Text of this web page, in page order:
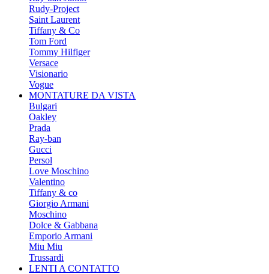
Rudy-Project
Saint Laurent
Tiffany & Co
Tom Ford
Tommy Hilfiger
Versace
Visionario
Vogue
MONTATURE DA VISTA
Bulgari
Oakley
Prada
Ray-ban
Gucci
Persol
Love Moschino
Valentino
Tiffany & co
Giorgio Armani
Moschino
Dolce & Gabbana
Emporio Armani
Miu Miu
Trussardi
LENTI A CONTATTO